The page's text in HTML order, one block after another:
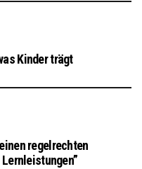
Kinder trägt
regelrechten